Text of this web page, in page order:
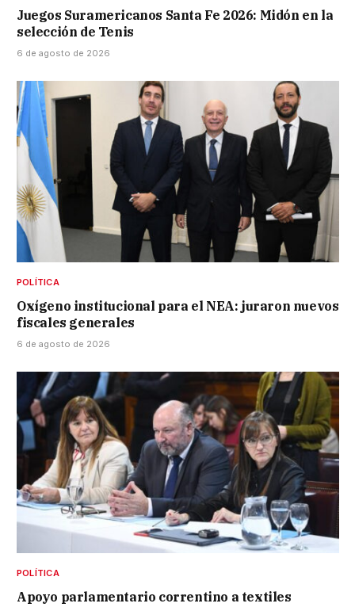
Juegos Suramericanos Santa Fe 2026: Midón en la
selección de Tenis
6 de agosto de 2026
POLÍTICA
Oxígeno institucional para el NEA: juraron nuevos
fiscales generales
6 de agosto de 2026
POLÍTICA
Apoyo parlamentario correntino a textiles